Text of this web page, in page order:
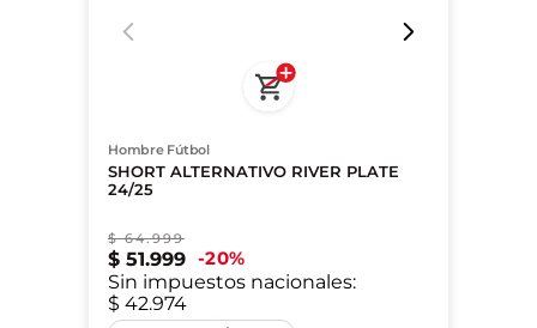
Hombre Fútbol
SHORT ALTERNATIVO RIVER PLATE
24/25
$ 64.999
$ 51.999 20%
Sin impuestos nacionales:
$ 42.974
XS